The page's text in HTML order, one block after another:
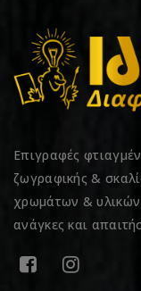
Επιγραφές
ζωγραφικής &
χρωμάτων & υλικών
ανάγκες και